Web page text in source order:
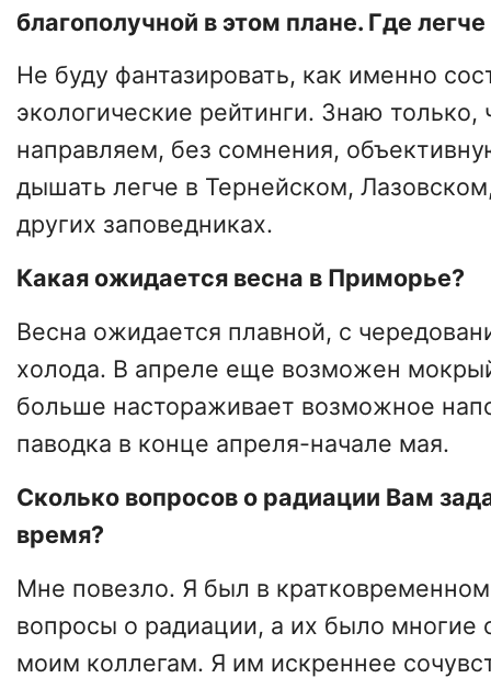
благополучной в этом плане. Где
Не буду фантазировать, как именно
экологические рейтинги. Знаю
направляем, без сомнения,
дышать легче в Тернейском,
других заповедниках.
Какая ожидается весна в Приморье?
Весна ожидается плавной, с
холода. В апреле еще возможен
больше настораживает возможное
паводка в конце апреля-начале мая.
Сколько вопросов о радиации Вам
время?
Мне повезло. Я был в
вопросы о радиации, а их было многие
моим коллегам. Я им искреннее